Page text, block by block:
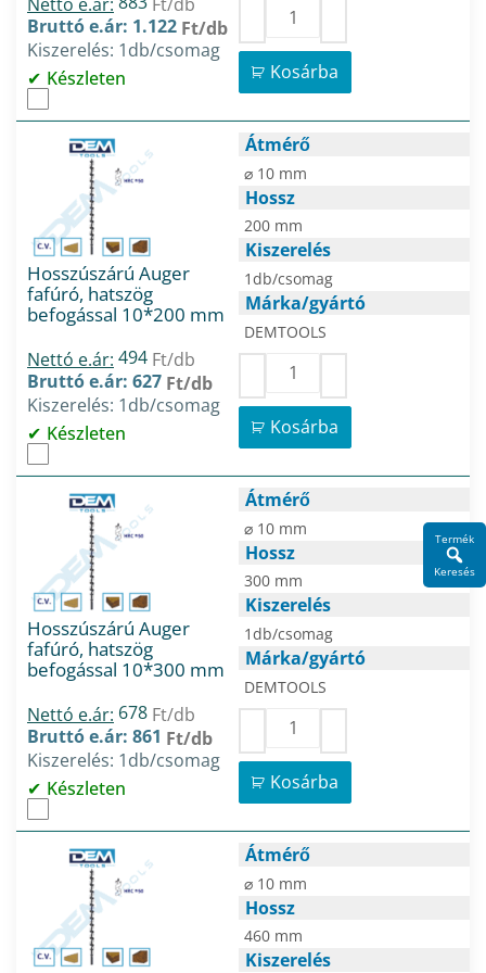
Bruttó e.ár: 1.122 Ft/db
Kiszerelés: 1db/csomag
Készleten
Kosárba
Hosszúszárú Auger
fafúró, hatszög
befogással 10*200 mm
Nettó e.ár: 494 Ft/db
Bruttó e.ár: 627 Ft/db
Kiszerelés: 1db/csomag
Készleten
Átmérő
⌀ 10 mm
Hossz
200 mm
Kiszerelés
1db/csomag
Márka/gyártó
DEMTOOLS
Kosárba
Hosszúszárú Auger
fafúró, hatszög
befogással 10*300 mm
Nettó e.ár: 678 Ft/db
Bruttó e.ár: 861 Ft/db
Kiszerelés: 1db/csomag
Készleten
Átmérő
⌀ 10 mm
Hossz
300 mm
Kiszerelés
1db/csomag
Márka/gyártó
DEMTOOLS
Kosárba
Átmérő
⌀ 10 mm
Hossz
460 mm
Kiszerelés
Termék
Keresés